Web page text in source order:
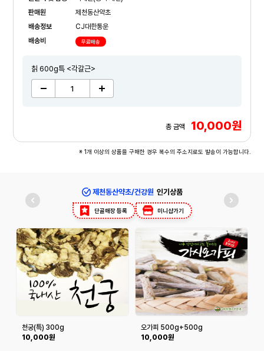
판매원
제천동산약초
배송정보
CJ대한통운
배송비
무료배송
칡 600g특 <각갈근>
총 금액 10,000원
※ 1개 이상의 상품을 구매한 경우 복수의 주소지로도 발송이 가능합니다.
제천동산약초/건강원 인기상품
단골매장 등록 미니샵가기
천궁(특) 300g
10,000원
오가피 500g+500g
10,000원